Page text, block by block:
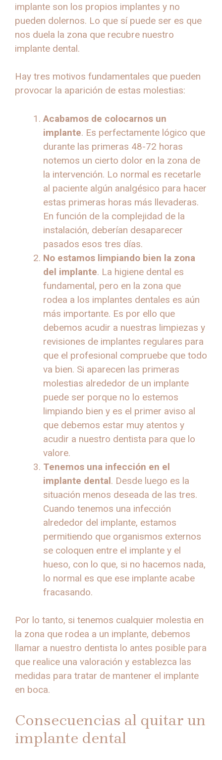
implante son los propios implantes y no
pueden dolernos. Lo que sí puede ser es que
nos duela la zona que recubre nuestro
implante dental.
Hay tres motivos fundamentales que pueden
provocar la aparición de estas molestias:
Acabamos de colocarnos un
implante. Es perfectamente lógico que
durante las primeras 48-72 horas
notemos un cierto dolor en la zona de
la intervención. Lo normal es recetarle
al paciente algún analgésico para hacer
estas primeras horas más llevaderas.
En función de la complejidad de la
instalación, deberían desaparecer
pasados esos tres días.
No estamos limpiando bien la zona
del implante. La higiene dental es
fundamental, pero en la zona que
rodea a los implantes dentales es aún
más importante. Es por ello que
debemos acudir a nuestras limpiezas y
revisiones de implantes regulares para
que el profesional compruebe que todo
va bien. Si aparecen las primeras
molestias alrededor de un implante
puede ser porque no lo estemos
limpiando bien y es el primer aviso al
que debemos estar muy atentos y
acudir a nuestro dentista para que lo
valore.
Tenemos una infección en el
implante dental. Desde luego es la
situación menos deseada de las tres.
Cuando tenemos una infección
alrededor del implante, estamos
permitiendo que organismos externos
se coloquen entre el implante y el
hueso, con lo que, si no hacemos nada,
lo normal es que ese implante acabe
fracasando.
Por lo tanto, si tenemos cualquier molestia en
la zona que rodea a un implante, debemos
llamar a nuestro dentista lo antes posible para
que realice una valoración y establezca las
medidas para tratar de mantener el implante
en boca.
Consecuencias al quitar un
implante dental